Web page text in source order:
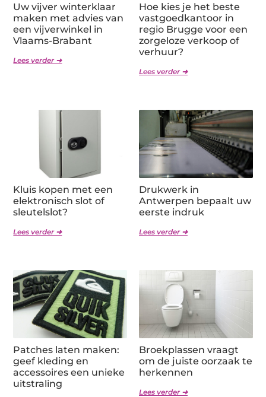
Uw vijver winterklaar
maken met advies van
een vijverwinkel in
Vlaams-Brabant
Lees verder ➜
Hoe kies je het beste
vastgoedkantoor in
regio Brugge voor een
zorgeloze verkoop of
verhuur?
Lees verder ➜
Kluis kopen met een
elektronisch slot of
sleutelslot?
Lees verder ➜
Drukwerk in
Antwerpen bepaalt uw
eerste indruk
Lees verder ➜
Patches laten maken:
geef kleding en
accessoires een unieke
uitstraling
Broekplassen vraagt
om de juiste oorzaak te
herkennen
Lees verder ➜